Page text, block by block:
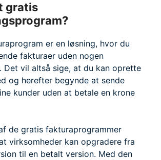
gratis
er en løsning, hvor du
fakturaer uden nogen
Det vil altså sige, at du kan oprette
og herefter begynde at sende
kunder uden at betale en krone
de gratis fakturaprogrammer
virksomheder kan opgradere fra
til en betalt version. Med den